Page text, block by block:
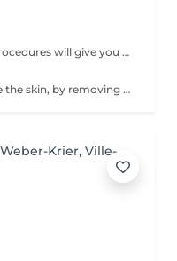
The best skin routines ever! These procedures will give you an immediate visible result such as shiny, smooth, soft and hydrate skin. Carboxy CO2 - involves applying a small amount of carbon dioxide gas underneath the skin. It can be used to treat stretch marks, dark circles under the eyes. Bioplazma - improves the general condition of the skin, removes inflammation and peeling, reduces the depth and number of folds, and narrow pores. New age - regenerates and rejuvenates, reduces dryness, to improve the texture, and will give elasticity and firmness of the skin around the eyes. Skin detox - removing as many of the impurities, toxins, pollutants, and dead skin cells clogging your pores as possible to cleanse, treat, brighten, hydrate, and soothe your skin. Flesh beauty - includes moisturising mask, cream and face massage. Gives shiny and smooth skin as the result. Hydratation aqua power - is the first rescue for hypersensitive and dehydrated skin. Aimed at strengthening the hydrolipidic barrier of the skin. Includes face massage and alginate mask at the end to consolidate the result. Gives an immediate visible result such as smooth and shiny and tightened skin. Recovery Procedure for anti-stress therapy to soothe, strengthen, and accelerate skin recovery. The procedure prevents redness and sensitivity, significantly reduces the skin's inflammatory response, and lowers the risk of scarring. It also enhances the effectiveness of fractional and aggressive treatments over a long period. Age restrictions: recommended to do from 20 years. Post procedure recommendations: there are no post recommendations after these procedures. Frequency: once in 1 week, 4-8 times.
Peel away the dead skin! To exfoliate the skin, by removing dead skin cells and minimising the appearance of open pores. *We have a big amount of peeling to choose from. If you are not sure which one you are looking for - you can book any of them and decide with the beautician in the beauty space which one suits your skin. How is peeling done: - skin is cleaned with special cleanser - peeling solution is applied and leaved on skin for 15 minutes - peeling solution is removed - face cream is applied Age restrictions: recommended to do from 18 years. Post procedure recommendations: do not visit sauna, do not sunbathe for 24 hours after the procedure. Frequency: once in 7-21 days depending on peeling solution, 5 times.